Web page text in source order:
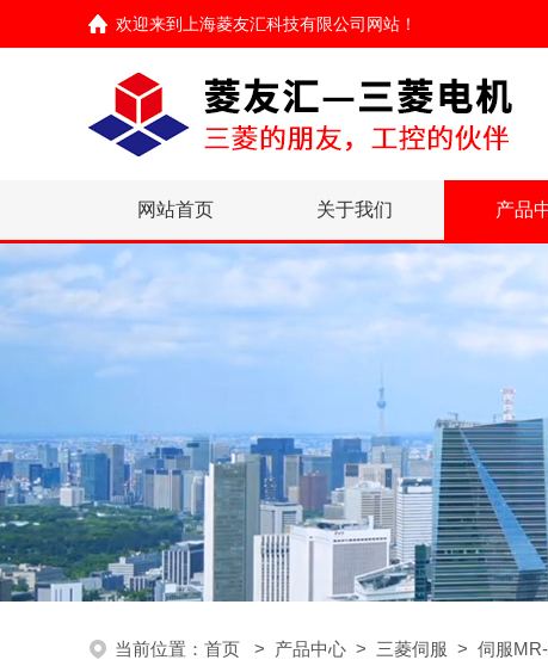
欢迎来到 上海菱友汇科技有限公司网站 ！
网站首页 关于我们 产品
当前位置： 首页 > 产品中心 > 三菱伺服 > 伺服